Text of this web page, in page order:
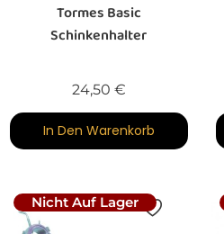
Tormes Basic
Schinkenhalter
24,50 €Preis
In Den Warenkorb
Nicht Auf Lager